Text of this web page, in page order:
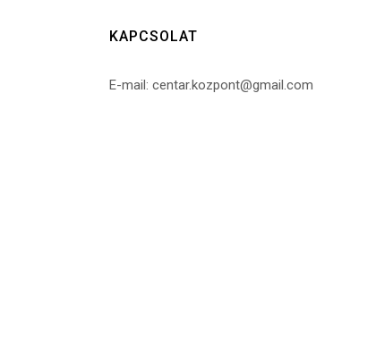
KAPCSOLAT
E-mail: centar.kozpont@gmail.com